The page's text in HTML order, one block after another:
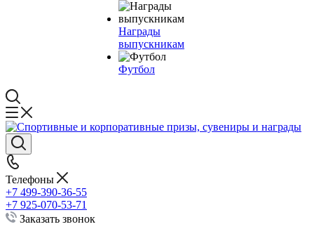
Награды
выпускникам
Футбол
Телефоны
+7 499-390-36-55
+7 925-070-53-71
Заказать звонок